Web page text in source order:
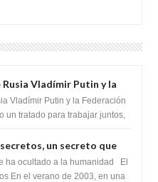
Vladímir Putin y la
han firmado un
con los Sionistas?
Vladímir Putin y la Federación
un tratado para trabajar juntos,
un secreto que
el destino de la
ha ocultado a la humanidad El
En el verano de 2003, en una